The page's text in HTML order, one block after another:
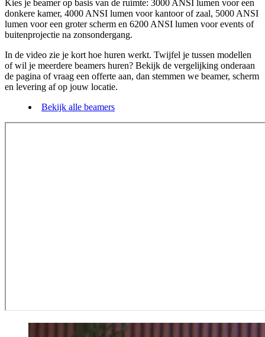
Kies je beamer op basis van de ruimte: 3000 ANSI lumen voor een
donkere kamer, 4000 ANSI lumen voor kantoor of zaal, 5000 ANSI
lumen voor een groter scherm en 6200 ANSI lumen voor events of
buitenprojectie na zonsondergang.
In de video zie je kort hoe huren werkt. Twijfel je tussen modellen
of wil je meerdere beamers huren? Bekijk de vergelijking onderaan
de pagina of vraag een offerte aan, dan stemmen we beamer, scherm
en levering af op jouw locatie.
Bekijk alle beamers